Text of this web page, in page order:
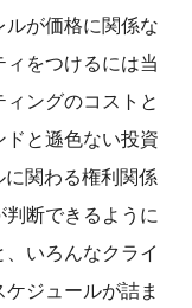
が価格に関係な
ィをつけるには当
ングのコストと
ドと遜色ない投資
関わる権利関係
断できるように
いろんなクライ
ジュールが詰ま